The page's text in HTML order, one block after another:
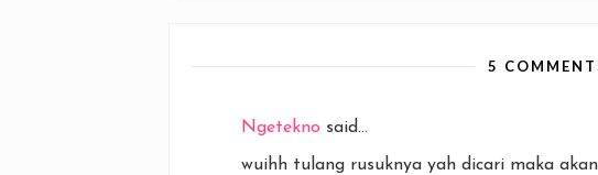
5
Ngetekno said...
wuihh tulang rusuknya yah dicari maka